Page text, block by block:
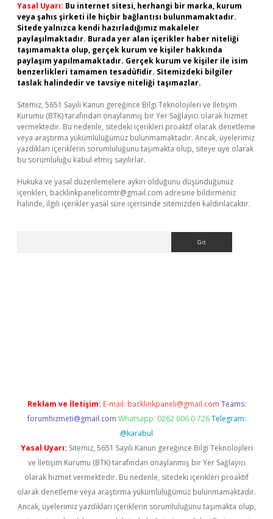
Yasal Uyarı: Bu internet sitesi, herhangi bir marka, kurum
veya şahıs şirketi ile hiçbir bağlantısı bulunmamaktadır.
Sitede yalnızca kendi hazırladığımız makaleler
paylaşılmaktadır. Burada yer alan içerikler haber niteliği
taşımamakta olup, gerçek kurum ve kişiler hakkında
paylaşım yapılmamaktadır. Gerçek kurum ve kişiler ile isim
benzerlikleri tamamen tesadüfidir. Sitemizdeki bilgiler
taslak halindedir ve tavsiye niteliği taşımazlar.
Sitemiz, 5651 Sayılı Kanun gereğince Bilgi Teknolojileri ve İletişim
Kurumu (BTK) tarafından onaylanmış bir Yer Sağlayıcı olarak hizmet
vermektedir. Bu nedenle, sitedeki içerikleri proaktif olarak denetleme
veya araştırma yükümlülüğümüz bulunmamaktadır. Ancak, üyelerimiz
yazdıkları içeriklerin sorumluluğunu taşımakta olup, siteye üye olarak
bu sorumluluğu kabul etmiş sayılırlar.
Hukuka ve yasal düzenlemelere aykırı olduğunu düşündüğünüz
içerikleri, backlinkpanelicomtr@gmail.com adresine bildirmeniz
halinde, ilgili içerikler yasal süre içerisinde sitemizden kaldırılacaktır.
Reklam ve İletişim: E-mail: backlinkpaneli@gmail.com Teams:
forumhizmeti@gmail.com Whatsapp: 0262 606 0 726 Telegram:
@karabul
Yasal Uyarı: Sitemiz, 5651 Sayılı Kanun gereğince Bilgi Teknolojileri
ve İletişim Kurumu (BTK) tarafından onaylanmış bir Yer Sağlayıcı
olarak hizmet vermektedir. Bu nedenle, sitedeki içerikleri proaktif
olarak denetleme veya araştırma yükümlülüğümüz bulunmamaktadır.
Ancak, üyelerimiz yazdıkları içeriklerin sorumluluğunu taşımakta olup,